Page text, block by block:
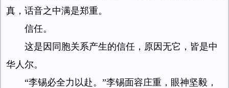
真，话音之中满是郑重。
信任。
这是因同胞关系产生的信任，原因无它，皆是中
华人尔。
“李锡必全力以赴。”李锡面容庄重，眼神坚毅，